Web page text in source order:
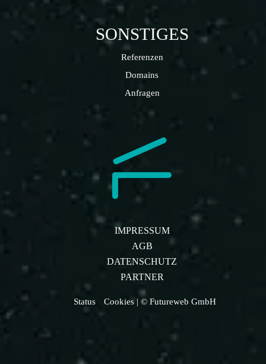
SONSTIGES
Referenzen
Domains
Anfragen
IMPRESSUM
AGB
DATENSCHUTZ
PARTNER
Status Cookies | © Futureweb GmbH